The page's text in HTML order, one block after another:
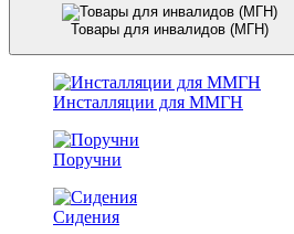
Товары для инвалидов (МГН)
Инсталляции для ММГН
Поручни
Сидения